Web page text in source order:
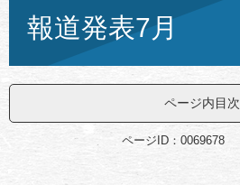
へ
報道発表7月
ページ内目次
ページID：0069678